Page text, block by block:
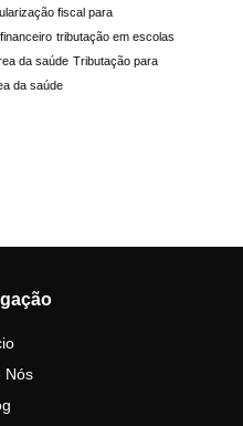
fiscal para
tributação em escolas
da saúde Tributação para
da saúde
Nós